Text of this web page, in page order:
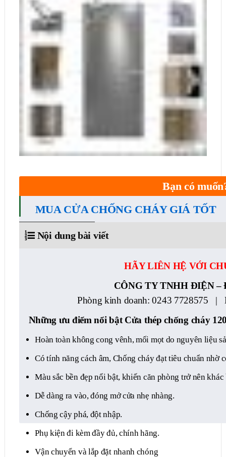
Bạn có
MUA CỬA CHỐNG CHÁY GIÁ TỐT
Nội dung bài viết
HÃY LIÊN HỆ VỚI
CÔNG TY TNHH ĐIỆN –
Phòng kinh doanh:0243 7728575 |
Những ưu điểm nổi bật Cửa thép chống cháy
Hoàn toàn không cong vênh, mối mọt do nguyên liệu
Có tính năng cách âm, Chống cháy đạt tiêu chuẩn nhờ
Màu sắc bền đẹp nổi bật, khiến căn phòng trở nên
Dễ dàng ra vào, đóng mở cửa nhẹ nhàng.
Chống cậy phá, đột nhập.
Phụ kiện đi kèm đầy đủ, chính hãng.
Vận chuyển và lắp đặt nhanh chóng